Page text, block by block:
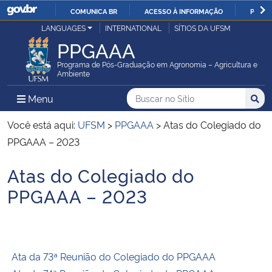
IR
O
COMUNICA BR ACESSO À INFORMAÇÃO
Ministério da Justiça e Segurança Pública
Ministério da Defesa
Ministério das Relações Exteriores
Ministério da Infraestrutura
LANGUAGES INTERNATIONAL SÍTIOS DA UFSM
PPGAAA
Programa de Pós-Graduação em Agronomia – Agricultura e
Ambiente
Menu Menu Principal do Sítio
Busca
Buscar no no Sítio
Busca:
Você está aqui: UFSM > PPGAAA >Atas do Colegiado do
PPGAAA – 2023
Início do conteúdo
Atas do Colegiado do
PPGAAA – 2023
Ata da 73ª Reunião do Colegiado do PPGAAA